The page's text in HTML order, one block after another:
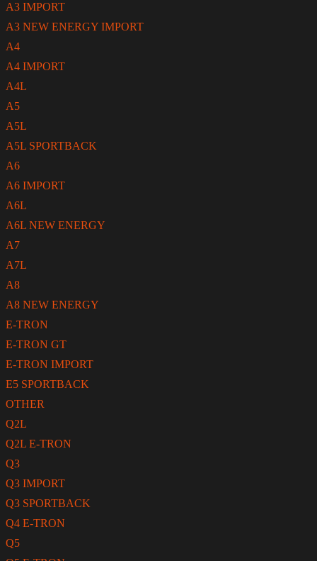
A3 IMPORT
A3 NEW ENERGY IMPORT
A4
A4 IMPORT
A4L
A5
A5L
A5L SPORTBACK
A6
A6 IMPORT
A6L
A6L NEW ENERGY
A7
A7L
A8
A8 NEW ENERGY
E-TRON
E-TRON GT
E-TRON IMPORT
E5 SPORTBACK
OTHER
Q2L
Q2L E-TRON
Q3
Q3 IMPORT
Q3 SPORTBACK
Q4 E-TRON
Q5